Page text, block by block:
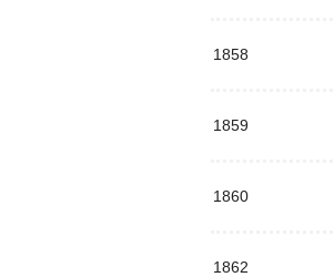
1858
1859
1860
1862